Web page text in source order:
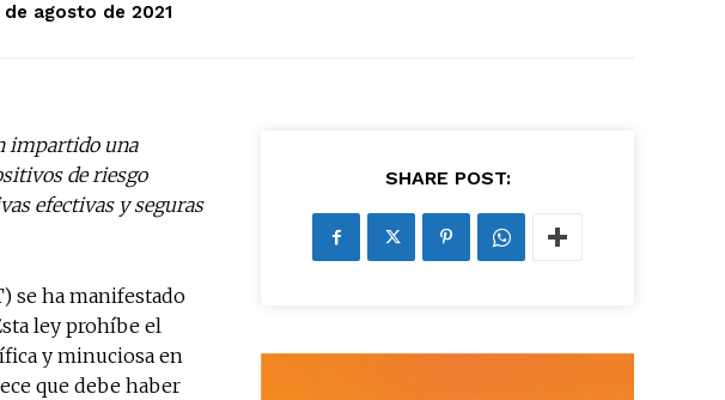
pierdas de las últimas
de agosto de 2021
impartido una
de riesgo
efectivas y seguras
se ha manifestado
ley prohíbe el
y minuciosa en
que debe haber
SHARE POST: